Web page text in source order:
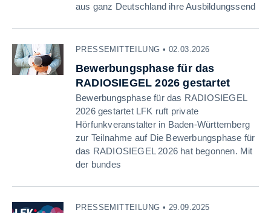
aus ganz Deutschland ihre Ausbildungssend
PRESSEMITTEILUNG • 02.03.2026
Bewerbungsphase für das
RADIOSIEGEL 2026 gestartet
Bewerbungsphase für das RADIOSIEGEL
2026 gestartet LFK ruft private
Hörfunkveranstalter in Baden-Württemberg
zur Teilnahme auf Die Bewerbungsphase für
das RADIOSIEGEL 2026 hat begonnen. Mit
der bundes
PRESSEMITTEILUNG • 29.09.2025